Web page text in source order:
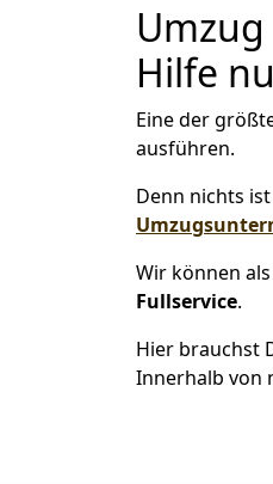
Hilfe
Eine der
ausführen.
Denn nichts
Wir können
Fullservice.
Hier brauchst
Innerhalb von